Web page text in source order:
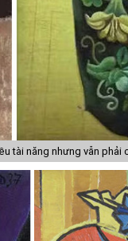
tài năng nhưng vẫn phải